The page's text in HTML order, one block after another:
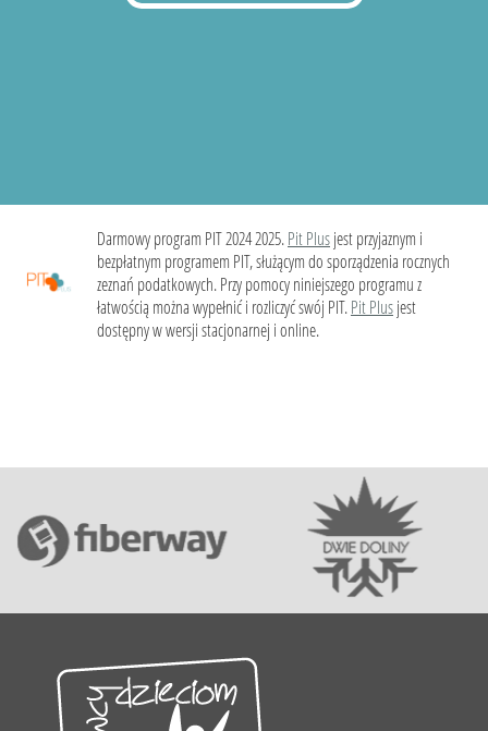
Darmowy program PIT 2024 2025.Pit Plusjest przyjaznym i
bezpłatnym programem PIT, służącym do sporządzenia rocznych
zeznań podatkowych. Przy pomocy niniejszego programu z
łatwością można wypełnić i rozliczyć swój PIT.Pit Plusjest
dostępny w wersji stacjonarnej i online.